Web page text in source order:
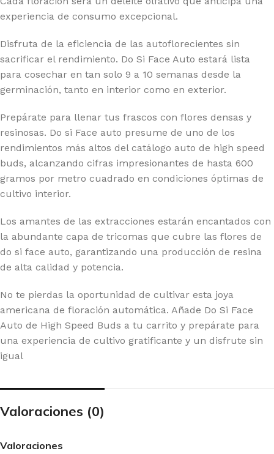
experiencia de consumo excepcional.
Disfruta de la eficiencia de las autoflorecientes sin
sacrificar el rendimiento. Do Si Face Auto estará lista
para cosechar en tan solo 9 a 10 semanas desde la
germinación, tanto en interior como en exterior.
Prepárate para llenar tus frascos con flores densas y
resinosas. Do si Face auto presume de uno de los
rendimientos más altos del catálogo auto de high speed
buds, alcanzando cifras impresionantes de hasta 600
gramos por metro cuadrado en condiciones óptimas de
cultivo interior.
Los amantes de las extracciones estarán encantados con
la abundante capa de tricomas que cubre las flores de
do si face auto, garantizando una producción de resina
de alta calidad y potencia.
No te pierdas la oportunidad de cultivar esta joya
americana de floración automática. Añade Do Si Face
Auto de High Speed Buds a tu carrito y prepárate para
una experiencia de cultivo gratificante y un disfrute sin
igual
Valoraciones (0)
Valoraciones